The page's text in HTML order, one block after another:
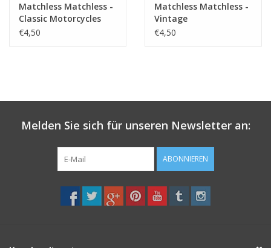
Matchless Matchless -
Classic Motorcycles
€4,50
Matchless Matchless -
Vintage
€4,50
Melden Sie sich für unseren Newsletter an:
ABONNIEREN